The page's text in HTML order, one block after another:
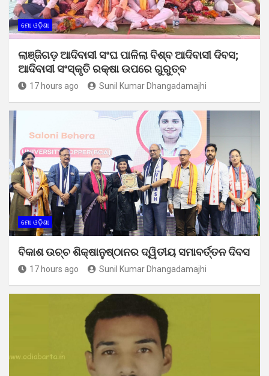
ମୋ ଓଡ଼ିଶା
ଲାଞ୍ଜିଗଡ଼ ଆଦିବାସୀ ସଂଘ ପାଳିଲା ବିଶ୍ବ ଆଦିବାସୀ ଦିବସ;
ଆଦିବାସୀ ସଂସ୍କୃତି ରକ୍ଷା ଉପରେ ଗୁରୁତ୍ବ
17 hours ago Sunil Kumar Dhangadamajhi
ମୋ ଓଡ଼ିଶା
ବିକାଶ ଉଚ୍ଚ ଶିକ୍ଷାନୁଷ୍ଠାନର ଦ୍ୱିତୀୟ ସମାବର୍ତ୍ତନ ଦିବସ
17 hours ago Sunil Kumar Dhangadamajhi